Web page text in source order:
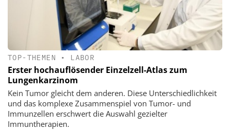
TOP-THEMEN • LABOR
Erster hochauflösender Einzelzell-Atlas zum
Lungenkarzinom
Kein Tumor gleicht dem anderen. Diese Unterschiedlichkeit
und das komplexe Zusammenspiel von Tumor- und
Immunzellen erschwert die Auswahl gezielter
Immuntherapien.